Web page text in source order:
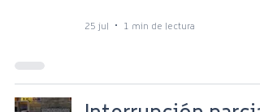
25 jul 1 min de lectura